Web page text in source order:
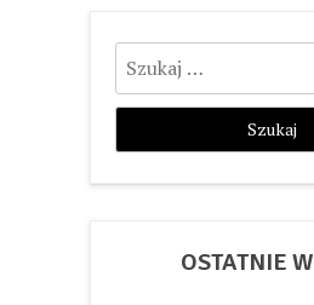
Szukaj:
OSTATNIE